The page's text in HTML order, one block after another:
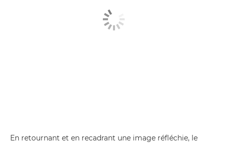
En retournant et en recadrant une image réfléchie, le